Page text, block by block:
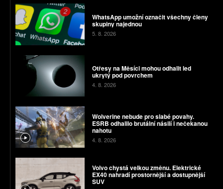
WhatsApp umožní označit všechny členy
skupiny najednou
5. 8. 2026
Otřesy na Měsíci mohou odhalit led
ukrytý pod povrchem
4. 8. 2026
Wolverine nebude pro slabé povahy.
ESRB odhalilo brutální násilí i nečekanou
nahotu
4. 8. 2026
Volvo chystá velkou změnu. Elektrické
EX40 nahradí prostornější a dostupnější
SUV